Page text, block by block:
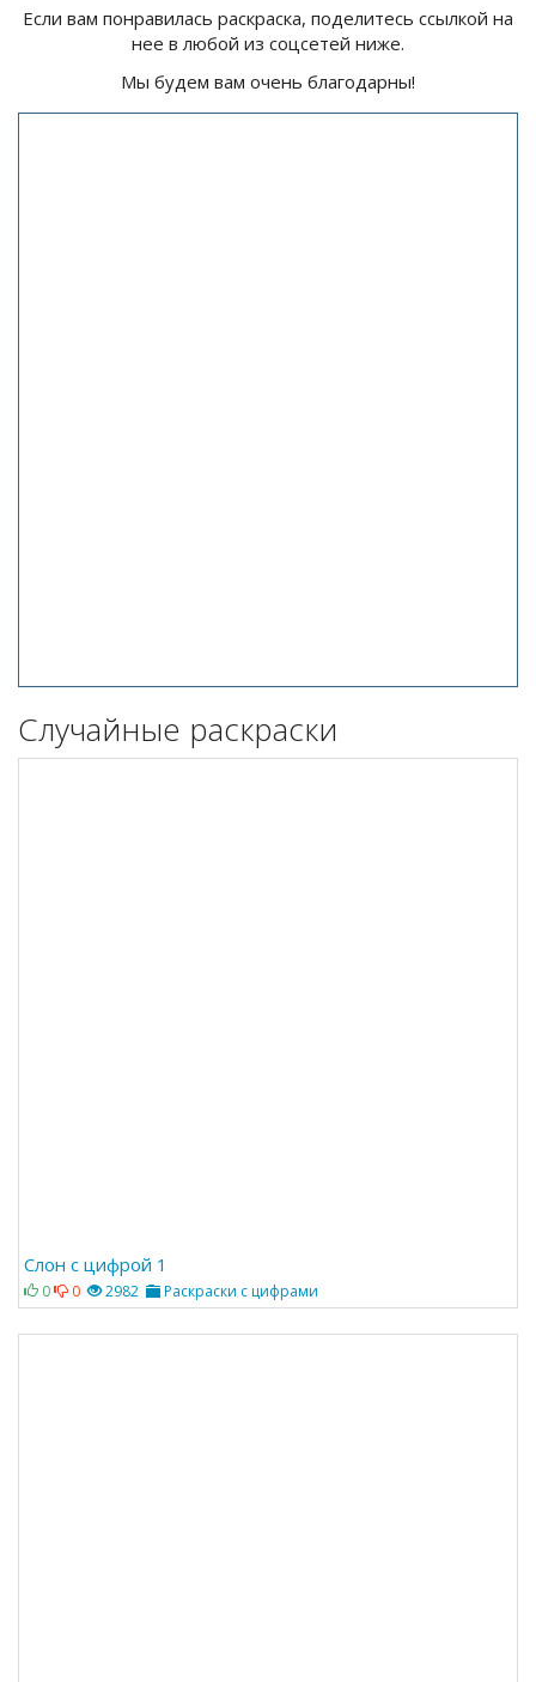
Если вам понравилась раскраска, поделитесь ссылкой на
нее в любой из соцсетей ниже.
Мы будем вам очень благодарны!
Случайные раскраски
Слон с цифрой 1
0 0 2982 Раскраски с цифрами